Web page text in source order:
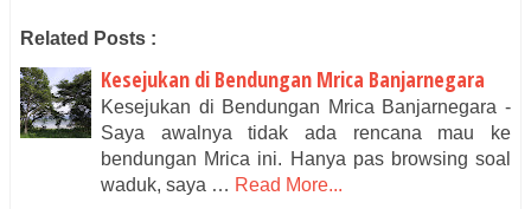
Related Posts :
Kesejukan di Bendungan Mrica Banjarnegara
Kesejukan di Bendungan Mrica Banjarnegara -
Saya awalnya tidak ada rencana mau ke
bendungan Mrica ini. Hanya pas browsing soal
waduk, saya … Read More...